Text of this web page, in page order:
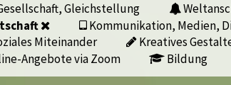
Gleichstellung
Kommunikation, Medien,
Miteinander Kreatives
Angebote via Zoom Bildung